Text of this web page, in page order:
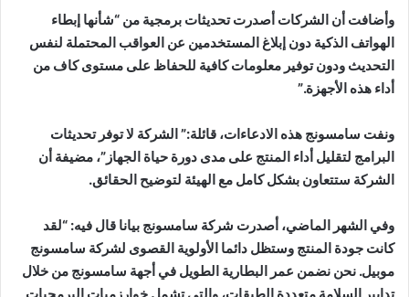
وأضافت أن الشركات أصدرت تحديثات برمجية من “شأنها إبطاء
الهواتف الذكية دون إبلاغ المستخدمين عن العواقب المحتملة لنفس
التحديث ودون توفير معلومات كافية للحفاظ على مستوى كاف من
أداء هذه الأجهزة.”
ونفت سامسونج هذه الادعاءات، قائلة:” الشركة لا توفر تحديثات
البرامج لتقليل أداء المنتج على مدى دورة حياة الجهاز”، مضيفة أن
الشركة ستتعاون بشكل كامل مع الهيئة لتوضيح الحقائق.
وفي الشهر الماضي، أصدرت شركة سامسونج بيانا قال فيه: “لقد
كانت جودة المنتج وستظل دائما الأولوية القصوى لشركة سامسونج
موبيل. نحن نضمن عمر البطارية الطويل في أجهة سامسونج من خلال